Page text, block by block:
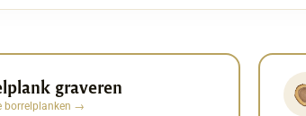
graveren
borrelplanken →